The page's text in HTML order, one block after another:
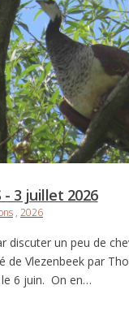
- 3 juillet 2026
, 2026
discuter un peu de
de Vlezenbeek par
6 juin. On en…